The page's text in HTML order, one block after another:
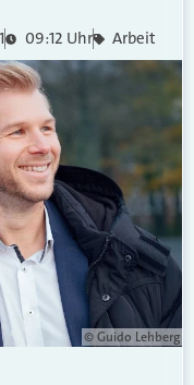
09:12 Uhr Arbeit
© Guido Lehberg